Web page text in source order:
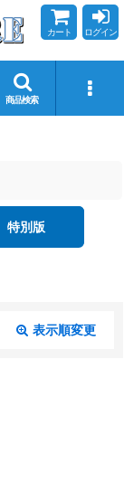
カート ログイン
商品検索
特別版
表示順変更